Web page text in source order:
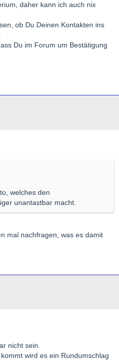
daher kann ich auch nix
ob Du Deinen Kontakten ins
Du im Forum um Bestätigung
welches den
unantastbar macht.
mal nachfragen, was es damit
nicht sein.
wird es ein Rundumschlag